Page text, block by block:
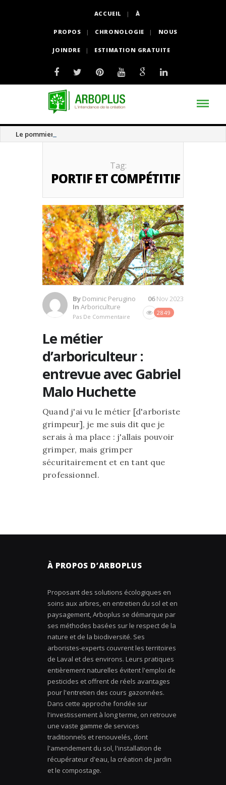
ACCUEIL À
PROPOS CHRONOLOGIE NOUS
JOINDRE ESTIMATION GRATUITE
Le pommier thé
Tag:
PORTIF ET COMPÉTITIF
By Dominic Perugino
In Arboriculture
Pas De Commentaire
2849
06Nov 2023
Le métier
d’arboriculteur :
entrevue avec Gabriel
Malo Huchette
Quand j'ai vu le métier [d'arboriste
grimpeur], je me suis dit que je
serais à ma place : j'allais pouvoir
grimper, mais grimper
sécuritairement et en tant que
professionnel.
À PROPOS D’ARBOPLUS
Proposant des solutions écologiques en
soins aux arbres, en entretien du sol et en
paysagement, Arboplus se démarque par
ses méthodes basées sur le respect de la
nature et de la biodiversité. Ses
arboristes-experts couvrent les territoires
de Laval et des environs. Leurs pratiques
entièrement naturelles évitent l'emploi de
pesticides et offrent de réels avantages
pour l'entretien des cours gazonnées.
Dans cette approche fondée sur
l'investissement à long terme, on retrouve
une vaste gamme de services
traditionnels et renouvelés, dont
l'amendement du sol, l'installation de
récupérateur d'eau, la création de jardin
et le compostage.